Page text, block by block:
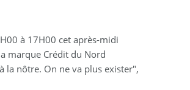
à 17H00 cet après-midi
marque Crédit du Nord
la nôtre. On ne va plus exister",